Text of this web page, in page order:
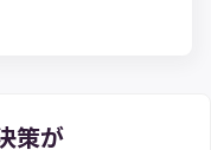
策が